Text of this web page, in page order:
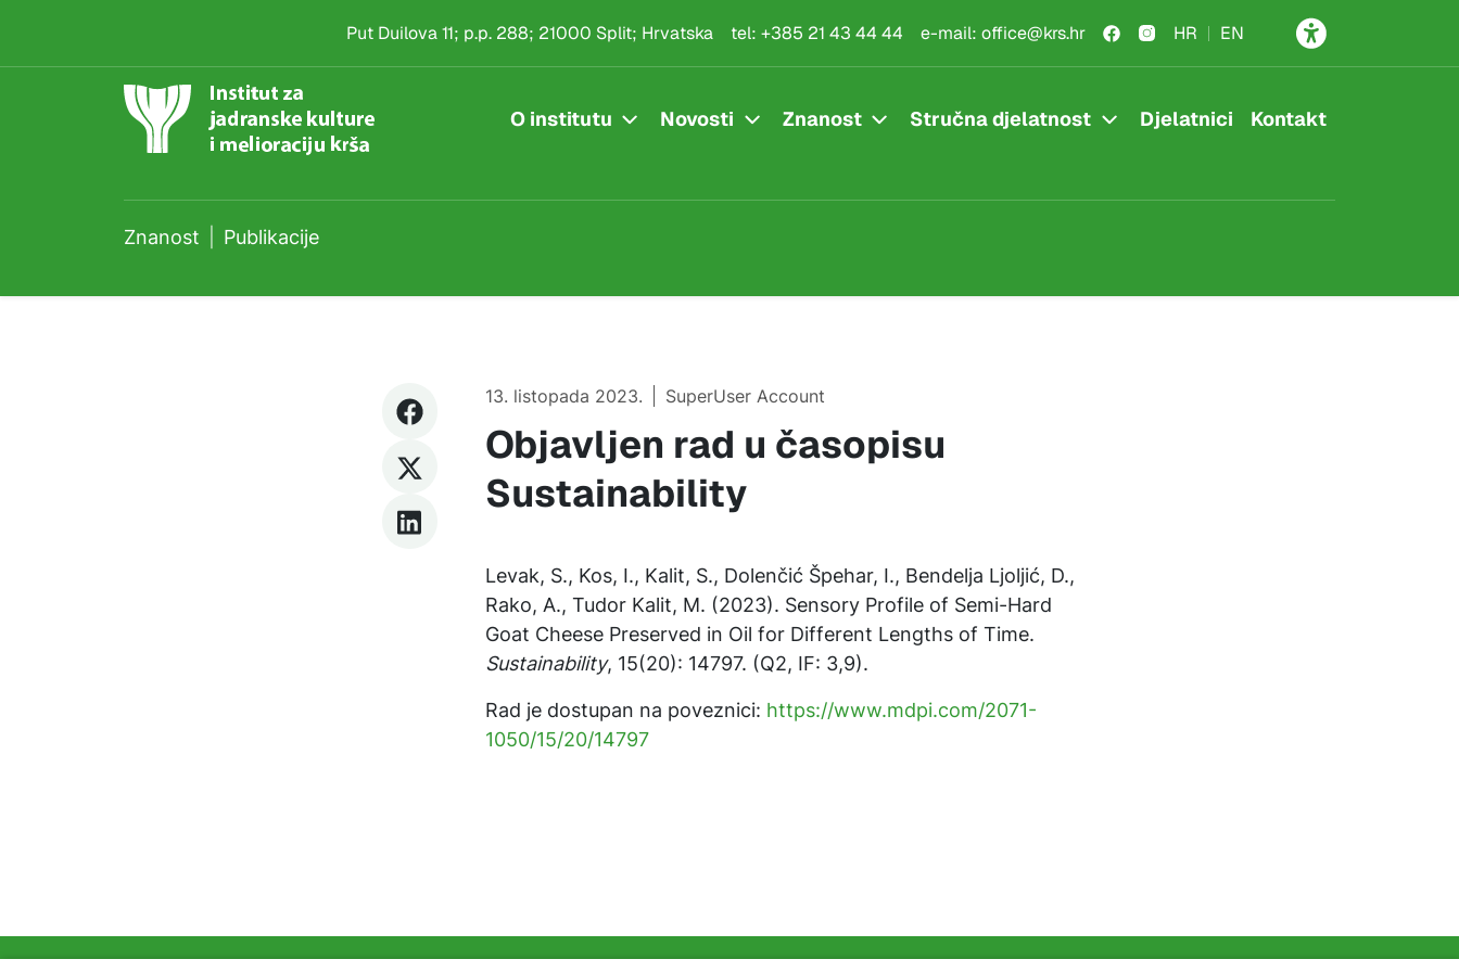
Put Duilova 11; p.p. 288; 21000 Split; Hrvatska tel: +385 21 43 44 44 e-mail: office@krs.hr HR EN
O institutu Novosti Znanost Stručna djelatnost Djelatnici Kontakt
Znanost Publikacije
13. listopada 2023. SuperUser Account
Objavljen rad u časopisu
Sustainability
Levak, S., Kos, I., Kalit, S., Dolenčić Špehar, I., Bendelja Ljoljić, D.,
Rako, A., Tudor Kalit, M. (2023). Sensory Profile of Semi-Hard
Goat Cheese Preserved in Oil for Different Lengths of Time.
Sustainability, 15(20): 14797. (Q2, IF: 3,9).
Rad je dostupan na poveznici: https://www.mdpi.com/2071-
1050/15/20/14797